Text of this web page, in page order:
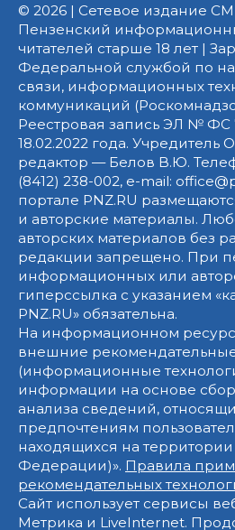
© 2026 | Сетевое издание
Пензенский
читателей старше 18 лет |
Федеральной службой по
связи, информационных
коммуникаций
Реестровая запись ЭЛ № ФС
18.02.2022 года. Учредитель
редактор — Белов В.Ю.
(8412) 238-002, e-mail:
портале PNZ.RU
и авторские материалы.
авторских материалов без
редакции запрещено. При
информационных или
гиперссылка с указанием
PNZ.RU» обязательна.
На информационном
внешние
(информационные
информации на основе
анализа сведений,
предпочтениям
находящихся на
Федерации)». Правила
рекомендательных
Сайт использует сервисы
Метрика и LiveInternet.